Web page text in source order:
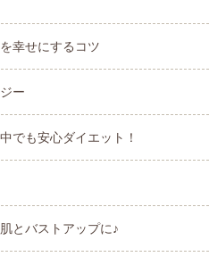
幸せにするコツ
ー
でも安心ダイエット！
とバストアップに♪